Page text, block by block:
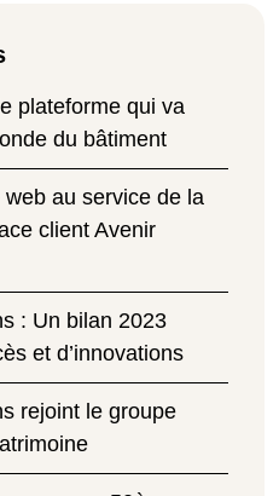
plateforme qui va
du bâtiment
au service de la
client Avenir
: Un bilan 2023
et d’innovations
rejoint le groupe